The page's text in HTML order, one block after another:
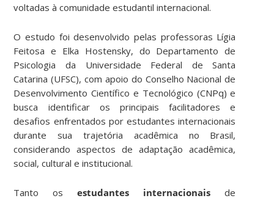
voltadas à comunidade estudantil internacional.
O estudo foi desenvolvido pelas professoras Lígia
Feitosa e Elka Hostensky, do Departamento de
Psicologia da Universidade Federal de Santa
Catarina (UFSC), com apoio do Conselho Nacional de
Desenvolvimento Científico e Tecnológico (CNPq) e
busca identificar os principais facilitadores e
desafios enfrentados por estudantes internacionais
durante sua trajetória acadêmica no Brasil,
considerando aspectos de adaptação acadêmica,
social, cultural e institucional.
Tanto osestudantes internacionais de